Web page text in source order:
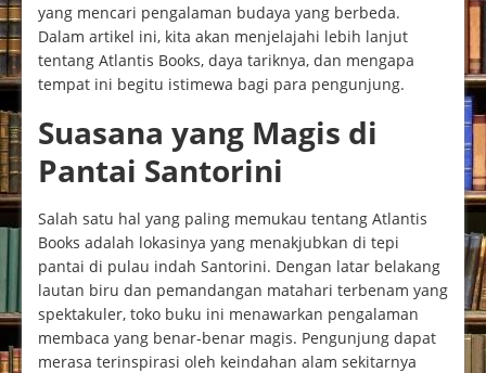
yang mencari pengalaman budaya yang berbeda.
Dalam artikel ini, kita akan menjelajahi lebih lanjut
tentang Atlantis Books, daya tariknya, dan mengapa
tempat ini begitu istimewa bagi para pengunjung.
Suasana yang Magis di
Pantai Santorini
Salah satu hal yang paling memukau tentang Atlantis
Books adalah lokasinya yang menakjubkan di tepi
pantai di pulau indah Santorini. Dengan latar belakang
lautan biru dan pemandangan matahari terbenam yang
spektakuler, toko buku ini menawarkan pengalaman
membaca yang benar-benar magis. Pengunjung dapat
merasa terinspirasi oleh keindahan alam sekitarnya